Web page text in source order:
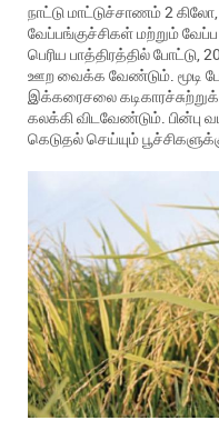
நாட்டு மாட்டுச்சாணம் 2 கிலோ,
வேப்பங்குச்சிகள் மற்றும்
பெரிய பாத்திரத்தில் போட்டு,
ஊற வைக்க வேண்டும். மூடி
இக்கரைசலை
கலக்கி விடவேண்டும். பின்பு
கெடுதல் செய்யும்